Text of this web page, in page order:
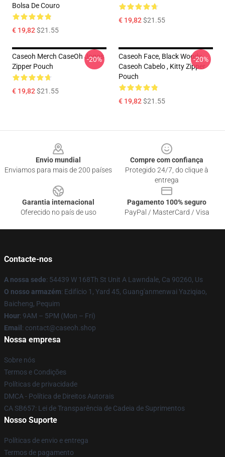
Bolsa De Couro
€ 19,82$21.55
€ 19,82$21.55
Caseoh Merch CaseOh Jogos
Zipper Pouch
€ 19,82$21.55
-20%
Caseoh Face, Black Woody ,
Caseoh Cabelo , Kitty Zipper
Pouch
€ 19,82$21.55
-20%
Envio mundial
Enviamos para mais de 200 países
Compre com confiança
Protegido 24/7, do clique à
entrega
Garantia internacional
Oferecido no país de uso
Pagamento 100% seguro
PayPal / MasterCard / Visa
Contacte-nos
A nossa sede: 54439 W 168Th St Unit A Lawndale, Ca 90260, Us
O nosso armazém: Edifício 1, Yard 45, Guang'anmenwai Yaziqiao,
Baicheng, Pequim
Hour: 9AM – 5PM (Mon – Fri)
Email : contact@caseoh.shop
Nossa empresa
Sobre nós
Termos e Condições
Políticas de privacidade
DMCA - Política de Direitos Autorais
CA SB657: Lei de Transparência de Cadeia de Suprimentos
Nosso Suporte
Políticas de envio e entrega
Termos de pagamento